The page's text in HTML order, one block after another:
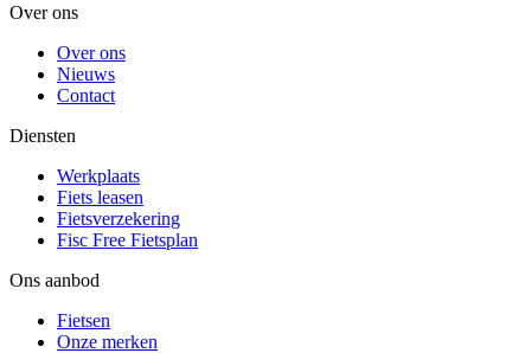
Over ons
Over ons
Nieuws
Contact
Diensten
Werkplaats
Fiets leasen
Fietsverzekering
Fisc Free Fietsplan
Ons aanbod
Fietsen
Onze merken